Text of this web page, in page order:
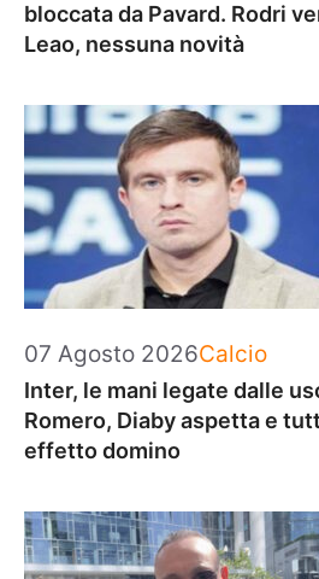
bloccata da Pavard. Rodri
Leao, nessuna novità
07 Agosto 2026Categorie
Calcio
Inter, le mani legate dalle
Romero, Diaby aspetta e
effetto domino